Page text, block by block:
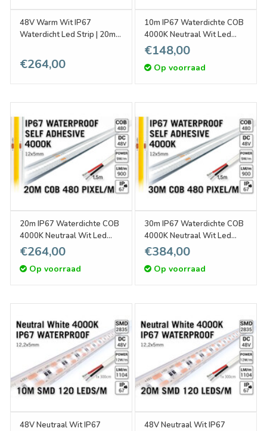
48V Warm Wit IP67
Waterdicht Led Strip | 20m
Losse Strip
€264,00
10m IP67 Waterdichte COB
4000K Neutraal Wit Led
Strip | 10W pm 48V | 480
pixels pm - Zelfklevend
€148,00
Op voorraad
20m IP67 Waterdichte COB
4000K Neutraal Wit Led
Strip | 10W pm 48V | 480
pixels pm - Zelfklevend
€264,00
Op voorraad
30m IP67 Waterdichte COB
4000K Neutraal Wit Led
Strip | 10W pm 48V | 480
pixels pm - Zelfklevend
€384,00
Op voorraad
48V Neutraal Wit IP67
48V Neutraal Wit IP67